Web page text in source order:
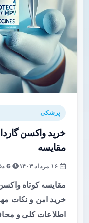
پزشکی
مقایسه
6 دقیقه
خرید امن و نکات
اطلاعات کلی و